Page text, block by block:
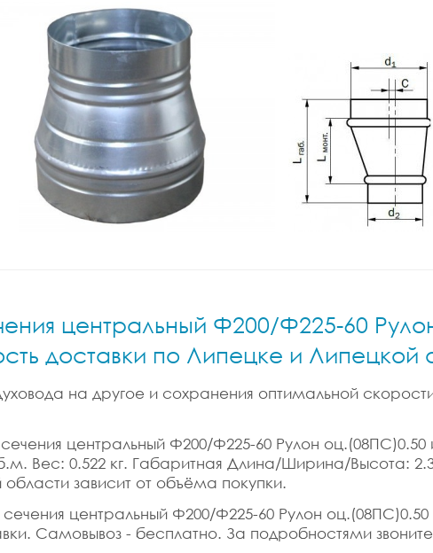
центральный Ф200/Ф225-60
доставки по Липецке и Липецкой
на другое и сохранения оптимальной
центральный Ф200/Ф225-60 Рулон
Вес: 0.522 кг. Габаритная Длина/Ширина/Высота:
зависит от объёма покупки.
центральный Ф200/Ф225-60 Рулон
Самовывоз - бесплатно. За подробностями